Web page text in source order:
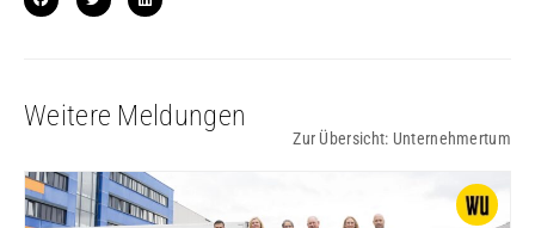
Weitere Meldungen
Zur Übersicht: Unternehmertum